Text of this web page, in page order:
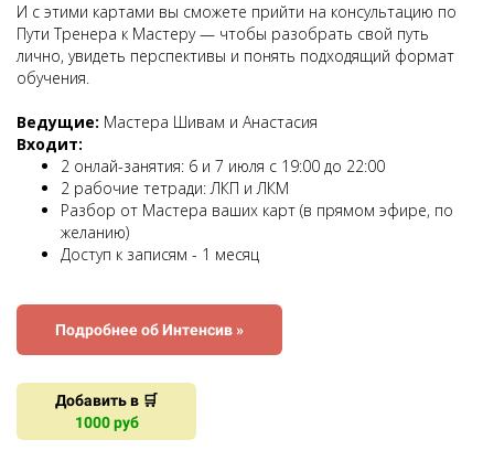
И с этими картами вы сможете прийти на консультацию по
Пути Тренера к Мастеру — чтобы разобрать свой путь
лично, увидеть перспективы и понять подходящий формат
обучения.
Ведущие: Мастера Шивам и Анастасия
Входит:
2 онлай-занятия: 6 и 7 июля с 19:00 до 22:00
2 рабочие тетради: ЛКП и ЛКМ
Разбор от Мастера ваших карт (в прямом эфире, по
желанию)
Доступ к записям - 1 месяц
Подробнее об Интенсив »
Добавить в 🛒
1000 руб